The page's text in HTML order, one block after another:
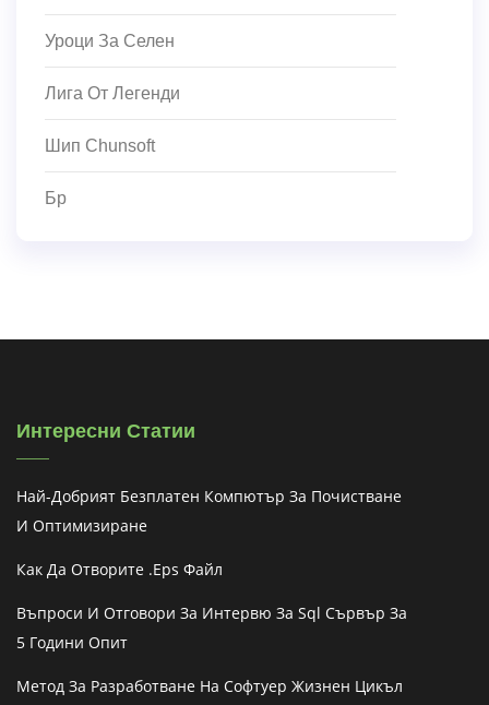
Уроци За Селен
Лига От Легенди
Шип Chunsoft
Бр
Интересни Статии
Най-Добрият Безплатен Компютър За Почистване
И Оптимизиране
Как Да Отворите .eps Файл
Въпроси И Отговори За Интервю За Sql Сървър За
5 Години Опит
Метод За Разработване На Софтуер Жизнен Цикъл